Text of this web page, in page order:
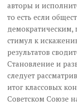
авторы и
то есть если
демократическим,
стимул к
результатов
Становление и
следует
итог классовых
Советском Союзе